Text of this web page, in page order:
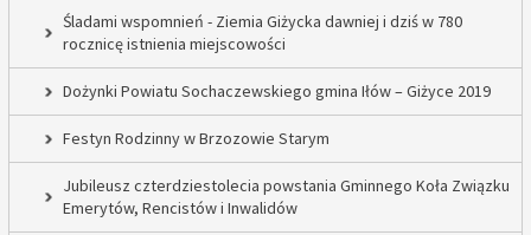
Śladami wspomnień - Ziemia Giżycka dawniej i dziś w 780
rocznicę istnienia miejscowości
Dożynki Powiatu Sochaczewskiego gmina Iłów – Giżyce 2019
Festyn Rodzinny w Brzozowie Starym
Jubileusz czterdziestolecia powstania Gminnego Koła Związku
Emerytów, Rencistów i Inwalidów